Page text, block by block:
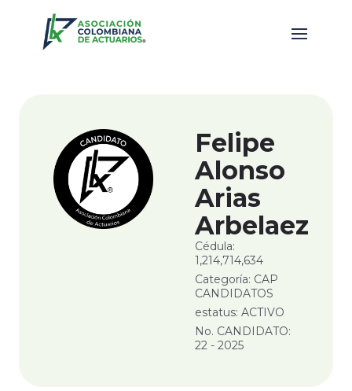
Felipe
Alonso
Arias
Arbelaez
Cédula:
1,214,714,634
Categoría: CAP
CANDIDATOS
estatus: ACTIVO
No. CANDIDATO:
22 - 2025